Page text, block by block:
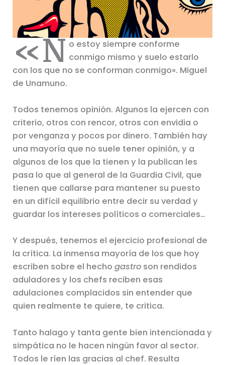
«N o estoy siempre conforme
conmigo mismo y suelo estarlo
con los que no se conforman conmigo». Miguel
de Unamuno.
Todos tenemos opinión. Algunos la ejercen con
criterio, otros con rencor, otros con envidia o
por venganza y pocos por dinero. También hay
una mayoría que no suele tener opinión, y a
algunos de los que la tienen y la publican les
pasa lo que al general de la Guardia Civil, que
tienen que callarse para mantener su puesto
en un difícil equilibrio entre decir su verdad y
guardar los intereses políticos o comerciales…
Y después, tenemos el ejercicio profesional de
la crítica. La inmensa mayoría de los que hoy
escriben sobre el hechogastro son rendidos
aduladores y los chefs reciben esas
adulaciones complacidos sin entender que
quien realmente te quiere, te critica.
Tanto halago y tanta gente bien intencionada y
simpática no le hacen ningún favor al sector.
Todos le ríen las gracias al chef. Resulta